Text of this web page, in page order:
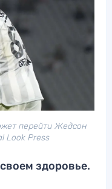
перейти Жедсон
Look Press
здоровье.